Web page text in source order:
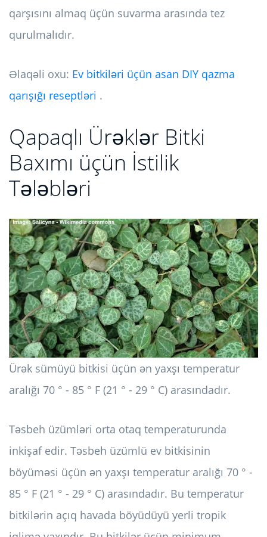
qarşısını almaq üçün suvarma arasında tez
qurulmalıdır.
Əlaqəli oxu: Ev bitkiləri üçün asan DIY qazma
qarışığı reseptləri .
Qapaqlı Ürəklər Bitki
Baxımı üçün İstilik
Tələbləri
Ürək sümüyü bitkisi üçün ən yaxşı temperatur
aralığı 70 ° - 85 ° F (21 ° - 29 ° C) arasındadır.
Təsbeh üzümləri orta otaq temperaturunda
inkişaf edir. Təsbeh üzümlü ev bitkisinin
böyüməsi üçün ən yaxşı temperatur aralığı 70 ° -
85 ° F (21 ° - 29 ° C) arasındadır. Bu temperatur
bitkilərin açıq havada böyüdüyü yerli tropik